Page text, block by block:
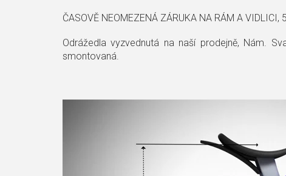
ČASOVĚ NEOMEZENÁ ZÁRUKA NA RÁM A VIDLICI,
Odrážedla vyzvednutá na naší prodejně, Nám.
smontovaná.